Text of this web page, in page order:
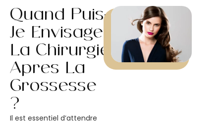
Quand Puis-
Je Envisager
La Chirurgie
Après La
Grossesse
?
Il est essentiel d’attendre